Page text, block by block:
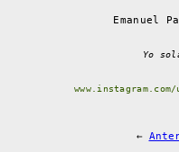
Emanuel
Yo
←